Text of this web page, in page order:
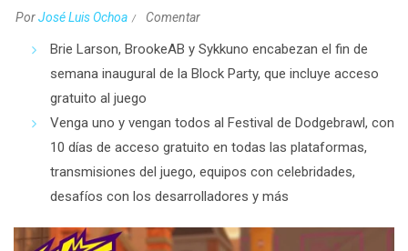
PorJosé Luis Ochoa Comentar
Brie Larson, BrookeAB y Sykkuno encabezan el fin de
semana inaugural de la Block Party, que incluye acceso
gratuito al juego
Venga uno y vengan todos al Festival de Dodgebrawl, con
10 días de acceso gratuito en todas las plataformas,
transmisiones del juego, equipos con celebridades,
desafíos con los desarrolladores y más